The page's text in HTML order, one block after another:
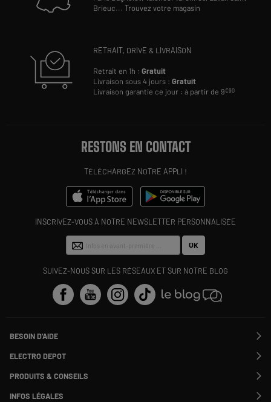
Brieuc...Trouvez votre magasin
RETRAIT, DRIVE & LIVRAISON
Retrait en 1h :Gratuit
Livraison sous 4 jours :Gratuit
Livraison garantie ce jour : à partir de 9€90
RESTONS EN CONTACT
TÉLÉCHARGEZ NOTRE APPLI !
INSCRIVEZ-VOUS À NOTRE NEWSLETTER PERSONNALISÉE
OK
SUIVEZ-NOUS SUR LES RÉSEAUX ET SUR NOTRE BLOG
BESOIN D'AIDE
Suivre ma commande
Modifier ou annuler ma commande
SAV
Payer en plusieurs fois
ELECTRO DEPOT
Rejoignez-nous !
PRODUITS & CONSEILS
Nos marques
INFOS LÉGALES